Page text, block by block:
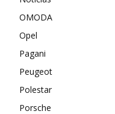
OMODA
Opel
Pagani
Peugeot
Polestar
Porsche